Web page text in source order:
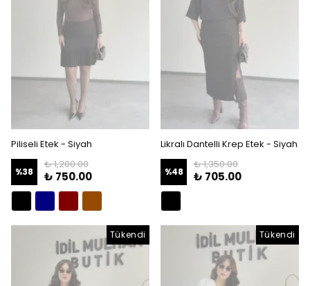
Piliseli Etek - Siyah
%38
₺ 1,200.00
₺ 750.00
Likralı Dantelli Krep Etek - Siyah
%48
₺ 1,350.00
₺ 705.00
Tükendi Tükendi